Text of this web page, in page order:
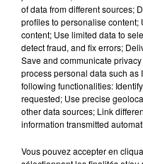
C'était l'une des
rémois. Le magasin
fermer ses portes.
TITRES
16h07
16h07
of data from different sources;
profiles to personalise
content; Use limited data to
detect fraud, and fix errors;
Save and communicate
process personal data such as
following functionalities:
requested; Use precise
other data sources; Link
information transmitted
Vous pouvez accepter en